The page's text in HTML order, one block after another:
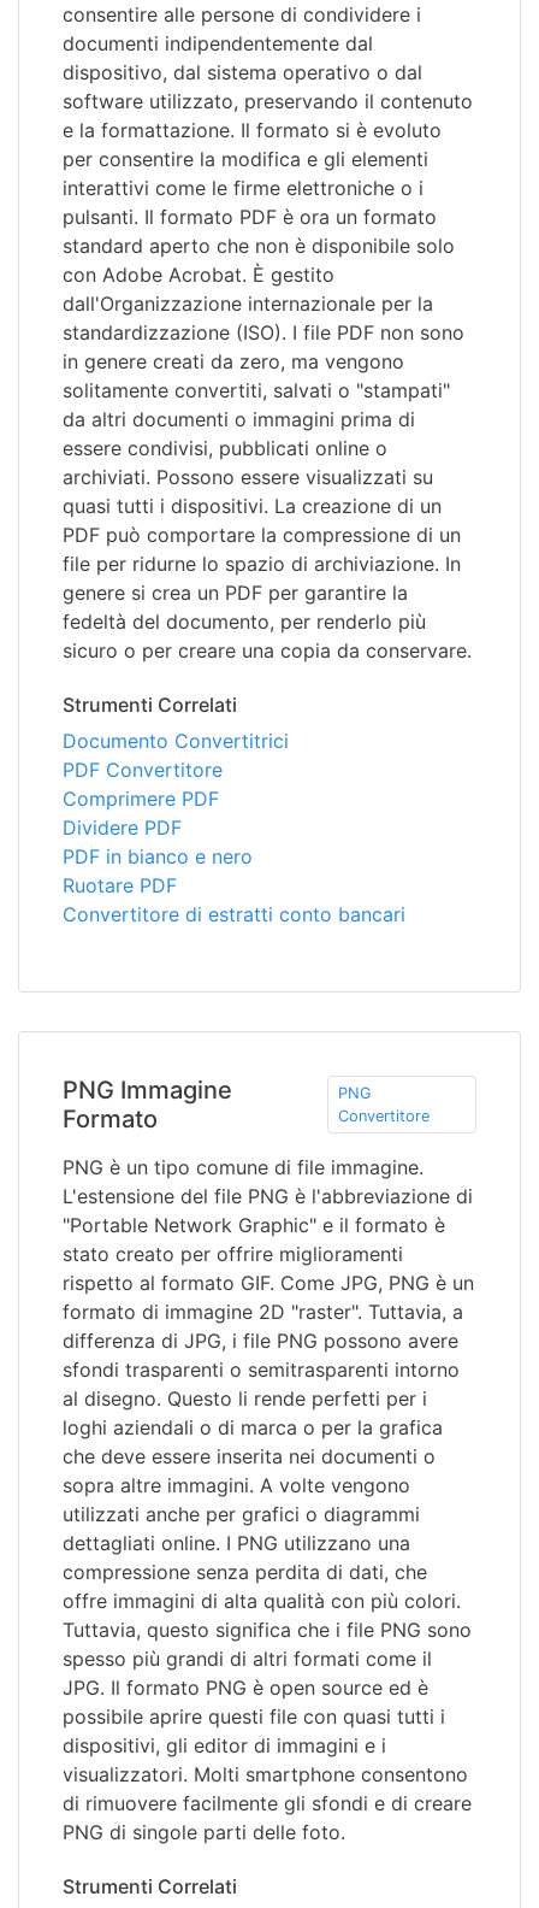
consentire alle persone di condividere i
documenti indipendentemente dal
dispositivo, dal sistema operativo o dal
software utilizzato, preservando il contenuto
e la formattazione. Il formato si è evoluto
per consentire la modifica e gli elementi
interattivi come le firme elettroniche o i
pulsanti. Il formato PDF è ora un formato
standard aperto che non è disponibile solo
con Adobe Acrobat. È gestito
dall'Organizzazione internazionale per la
standardizzazione (ISO). I file PDF non sono
in genere creati da zero, ma vengono
solitamente convertiti, salvati o "stampati"
da altri documenti o immagini prima di
essere condivisi, pubblicati online o
archiviati. Possono essere visualizzati su
quasi tutti i dispositivi. La creazione di un
PDF può comportare la compressione di un
file per ridurne lo spazio di archiviazione. In
genere si crea un PDF per garantire la
fedeltà del documento, per renderlo più
sicuro o per creare una copia da conservare.
Strumenti Correlati
Documento Convertitrici
PDF Convertitore
Comprimere PDF
Dividere PDF
PDF in bianco e nero
Ruotare PDF
Convertitore di estratti conto bancari
PNG Immagine
Formato
PNG
Convertitore
PNG è un tipo comune di file immagine.
L'estensione del file PNG è l'abbreviazione di
"Portable Network Graphic" e il formato è
stato creato per offrire miglioramenti
rispetto al formato GIF. Come JPG, PNG è un
formato di immagine 2D "raster". Tuttavia, a
differenza di JPG, i file PNG possono avere
sfondi trasparenti o semitrasparenti intorno
al disegno. Questo li rende perfetti per i
loghi aziendali o di marca o per la grafica
che deve essere inserita nei documenti o
sopra altre immagini. A volte vengono
utilizzati anche per grafici o diagrammi
dettagliati online. I PNG utilizzano una
compressione senza perdita di dati, che
offre immagini di alta qualità con più colori.
Tuttavia, questo significa che i file PNG sono
spesso più grandi di altri formati come il
JPG. Il formato PNG è open source ed è
possibile aprire questi file con quasi tutti i
dispositivi, gli editor di immagini e i
visualizzatori. Molti smartphone consentono
di rimuovere facilmente gli sfondi e di creare
PNG di singole parti delle foto.
Strumenti Correlati